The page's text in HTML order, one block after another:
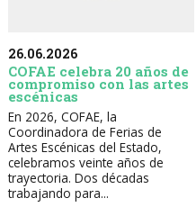
26.06.2026
COFAE celebra 20 años de
compromiso con las artes
escénicas
En 2026, COFAE, la
Coordinadora de Ferias de
Artes Escénicas del Estado,
celebramos veinte años de
trayectoria. Dos décadas
trabajando para...